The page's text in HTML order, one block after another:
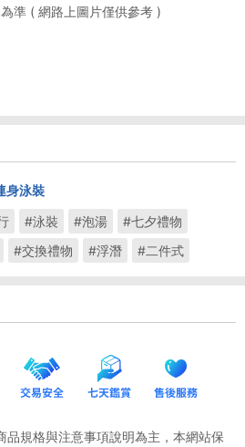
準 ( 網路上圖片僅供參考 )
身泳裝
#泳裝 #泡湯
#七夕禮物
#交換禮物 #浮潛 #二件式
品規格與注意事項說明為主，本網站保